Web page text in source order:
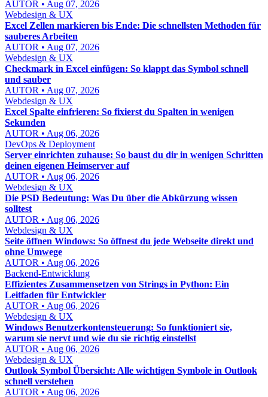
AUTOR • Aug 07, 2026
Webdesign & UX
Excel Zellen markieren bis Ende: Die schnellsten Methoden für
sauberes Arbeiten
AUTOR • Aug 07, 2026
Webdesign & UX
Checkmark in Excel einfügen: So klappt das Symbol schnell
und sauber
AUTOR • Aug 07, 2026
Webdesign & UX
Excel Spalte einfrieren: So fixierst du Spalten in wenigen
Sekunden
AUTOR • Aug 06, 2026
DevOps & Deployment
Server einrichten zuhause: So baust du dir in wenigen Schritten
deinen eigenen Heimserver auf
AUTOR • Aug 06, 2026
Webdesign & UX
Die PSD Bedeutung: Was Du über die Abkürzung wissen
solltest
AUTOR • Aug 06, 2026
Webdesign & UX
Seite öffnen Windows: So öffnest du jede Webseite direkt und
ohne Umwege
AUTOR • Aug 06, 2026
Backend-Entwicklung
Effizientes Zusammensetzen von Strings in Python: Ein
Leitfaden für Entwickler
AUTOR • Aug 06, 2026
Webdesign & UX
Windows Benutzerkontensteuerung: So funktioniert sie,
warum sie nervt und wie du sie richtig einstellst
AUTOR • Aug 06, 2026
Webdesign & UX
Outlook Symbol Übersicht: Alle wichtigen Symbole in Outlook
schnell verstehen
AUTOR • Aug 06, 2026